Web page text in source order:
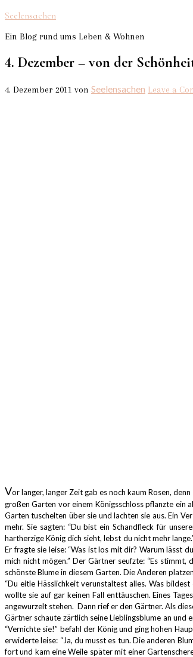
Seelensachen
Ein Blog rund ums Leben & Wohnen
4. Dezember – von der
4. Dezember 2011 von Seelensachen Leave a
Vor langer, langer Zeit gab es noch kaum Rosen,
großen Garten vor einem Königsschloss pflanzte ein
Garten tuschelten über sie und lachten sie aus.Ein
mehr. Sie sagten: “Du bist ein Schandfleck für
hartherzige König dich sieht, lebst du nicht mehr
Er fragte sie leise: “Was ist los mit dir? Warum lässt
mich nicht mögen.”Der Gärtner seufzte: “Es stimmt,
schönste Blume in diesem Garten.Die Anderen
“Du eitle Hässlichkeit verunstaltest alles.Was bildest
wollte sie auf gar keinen Fall enttäuschen.Eines
angewurzelt stehen. Dann rief er den Gärtner.Als
Gärtner schaute zärtlich seine Lieblingsblume an und
“Vernichte sie!” befahl der König und ging hohen
erwiderte leise: “Ja, du musst es tun. Die anderen
fort und kam eine Weile später mit einer